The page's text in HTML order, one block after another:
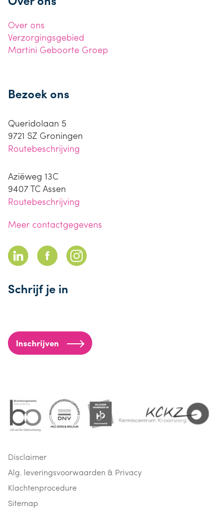
Over ons
Verzorgingsgebied
Martini Geboorte Groep
Bezoek ons
Queridolaan 5
9721 SZ Groningen
Routebeschrijving
Aziëweg 13C
9407 TC Assen
Routebeschrijving
Meer contactgegevens
Schrijf je in
Inschrijven
Disclaimer
Alg. leveringsvoorwaarden & Privacy
Klachtenprocedure
Sitemap